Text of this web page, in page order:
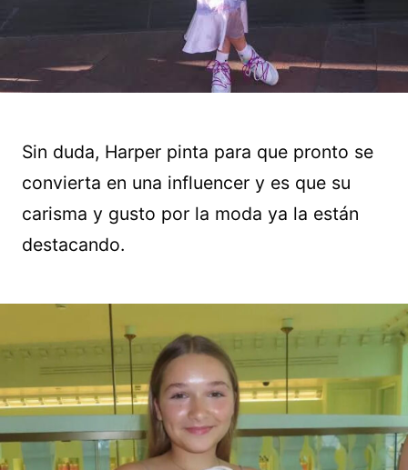
Sin duda, Harper pinta para que pronto se
convierta en una influencer y es que su
carisma y gusto por la moda ya la están
destacando.